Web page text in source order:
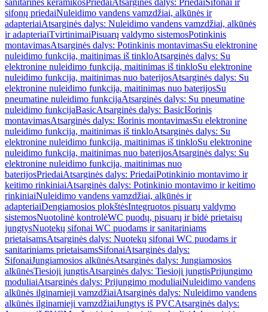
sanitarinės keramikosPriedaiAtsarginės dalys: PriedaiSifonai ir
sifonų priedaiNuleidimo vandens vamzdžiai, alkūnės ir
adapteriaiAtsarginės dalys: Nuleidimo vandens vamzdžiai, alkūnės
ir adapteriaiTvirtinimaiPisuarų valdymo sistemosPotinkinis
montavimasAtsarginės dalys: Potinkinis montavimasSu elektronine
nuleidimo funkcija, maitinimas iš tinkloAtsarginės dalys: Su
elektronine nuleidimo funkcija, maitinimas iš tinkloSu elektronine
nuleidimo funkcija, maitinimas nuo baterijosAtsarginės dalys: Su
elektronine nuleidimo funkcija, maitinimas nuo baterijosSu
pneumatine nuleidimo funkcijaAtsarginės dalys: Su pneumatine
nuleidimo funkcijaBasicAtsarginės dalys: BasicIšorinis
montavimasAtsarginės dalys: Išorinis montavimasSu elektronine
nuleidimo funkcija, maitinimas iš tinkloAtsarginės dalys: Su
elektronine nuleidimo funkcija, maitinimas iš tinkloSu elektronine
nuleidimo funkcija, maitinimas nuo baterijosAtsarginės dalys: Su
elektronine nuleidimo funkcija, maitinimas nuo
baterijosPriedaiAtsarginės dalys: PriedaiPotinkinio montavimo ir
keitimo rinkiniaiAtsarginės dalys: Potinkinio montavimo ir keitimo
rinkiniaiNuleidimo vandens vamzdžiai, alkūnės ir
adapteriaiDengiamosios plokštėsIntegruotos pisuarų valdymo
sistemosNuotolinė kontrolėWC puodų, pisuarų ir bidė prietaisų
jungtysNuotekų sifonai WC puodams ir sanitariniams
prietaisamsAtsarginės dalys: Nuotekų sifonai WC puodams ir
sanitariniams prietaisamsSifonaiAtsarginės dalys:
SifonaiJungiamosios alkūnėsAtsarginės dalys: Jungiamosios
alkūnėsTiesioji jungtisAtsarginės dalys: Tiesioji jungtisPrijungimo
moduliaiAtsarginės dalys: Prijungimo moduliaiNuleidimo vandens
alkūnės ilginamieji vamzdžiaiAtsarginės dalys: Nuleidimo vandens
alkūnės ilginamieji vamzdžiaiJungtys iš PVCAtsarginės dalys: